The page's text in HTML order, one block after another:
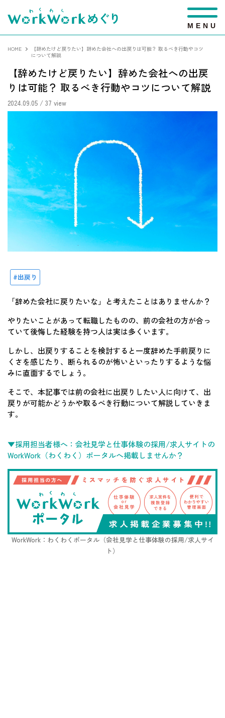
M E N U
HOME
【辞めたけど戻りたい】辞めた会社への出戻りは可能？ 取るべき行動やコツ
について解説
【辞めたけど戻りたい】辞めた会社への出戻
りは可能？ 取るべき行動やコツについて解説
2024.09.05 / 37 view
出戻り
「辞めた会社に戻りたいな」と考えたことはありませんか？
やりたいことがあって転職したものの、前の会社の方が合っ
ていて後悔した経験を持つ人は実は多くいます。
しかし、出戻りすることを検討すると一度辞めた手前戻りに
くさを感じたり、断られるのが怖いといったりするような悩
みに直面するでしょう。
そこで、本記事では前の会社に出戻りしたい人に向けて、出
戻りが可能かどうかや取るべき行動について解説していきま
す。
▼採用担当者様へ：会社見学と仕事体験の採用/求人サイトの
WorkWork（わくわく）ポータルへ掲載しませんか？
WorkWork：わくわくポータル（会社見学と仕事体験の採用/求人サイ
ト）